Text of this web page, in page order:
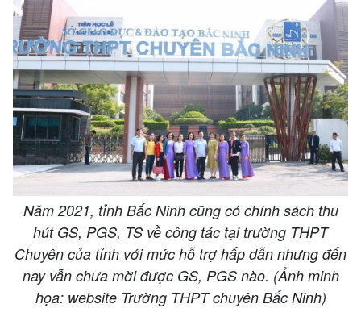
Năm 2021, tỉnh Bắc Ninh cũng có chính sách thu
hút GS, PGS, TS về công tác tại trường THPT
Chuyên của tỉnh với mức hỗ trợ hấp dẫn nhưng đến
nay vẫn chưa mời được GS, PGS nào. (Ảnh minh
họa: website Trường THPT chuyên Bắc Ninh)